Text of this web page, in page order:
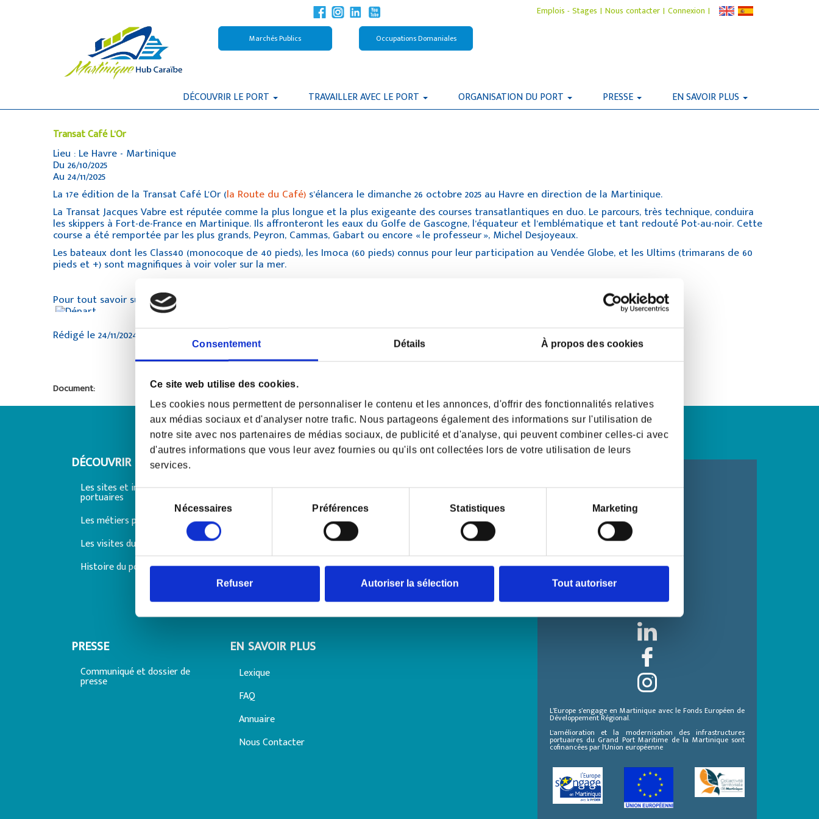
Consentement Détails À propos des cookies
Ce site web utilise des cookies.
Les cookies nous permettent de personnaliser le contenu et les annonces, d'offrir des fonctionnalités relatives
aux médias sociaux et d'analyser notre trafic. Nous partageons également des informations sur l'utilisation de
notre site avec nos partenaires de médias sociaux, de publicité et d'analyse, qui peuvent combiner celles-ci avec
d'autres informations que vous leur avez fournies ou qu'ils ont collectées lors de votre utilisation de leurs
services.
Sélection
consentement
Nécessaires Préférences Statistiques Marketing
Refuser Autoriser la sélection Tout autoriser
Marchés Publics Occupations Domaniales
Emplois - Stages | Nous contacter | Connexion |
DÉCOUVRIR LE PORT TRAVAILLER AVEC LE PORT ORGANISATION DU PORT PRESSE EN SAVOIR PLUS
Transat Café L'Or
Lieu : Le Havre - Martinique
Du 26/10/2025
Au 24/11/2025
La 17e édition de la Transat Café L'Or (la Route du Café) s’élancera le dimanche 26 octobre 2025 au Havre en direction de la Martinique.
La Transat Jacques Vabre est réputée comme la plus longue et la plus exigeante des courses transatlantiques en duo. Le parcours, très technique, conduira
les skippers à Fort-de-France en Martinique. Ils affronteront les eaux du Golfe de Gascogne, l’équateur et l’emblématique et tant redouté Pot-au-noir. Cette
course a été remportée par les plus grands, Peyron, Cammas, Gabart ou encore « le professeur », Michel Desjoyeaux.
Les bateaux dont les Class40 (monocoque de 40 pieds), les Imoca (60 pieds) connus pour leur participation au Vendée Globe, et les Ultims (trimarans de 60
pieds et +) sont magnifiques à voir voler sur la mer.
Pour tout savoir sur la Transat :
Rédigé le 24/11/2024
Document:
DÉCOUVRIR LE PORT
Les sites et installations
portuaires
Les métiers portuaires
Les visites du port
Histoire du port
Offre de services portuaires
Avis marchés dématérialisés
dominales
Autorité portuaire
Stratégie à 5 ans
Projets majeurs
Démarche QSE
Les statistiques
PRESSE
Communiqué et dossier de
presse
EN SAVOIR PLUS
Lexique
FAQ
Annuaire
Nous Contacter
SUIVEZ NOUS !
L’Europe s’engage en Martinique avec le Fonds Européen de
Développement Régional.
L'amélioration et la modernisation des infrastructures
portuaires du Grand Port Maritime de la Martinique sont
cofinancées par l'Union européenne